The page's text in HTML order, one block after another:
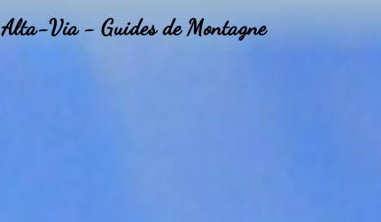
Alta-Via - Guides de Montagne